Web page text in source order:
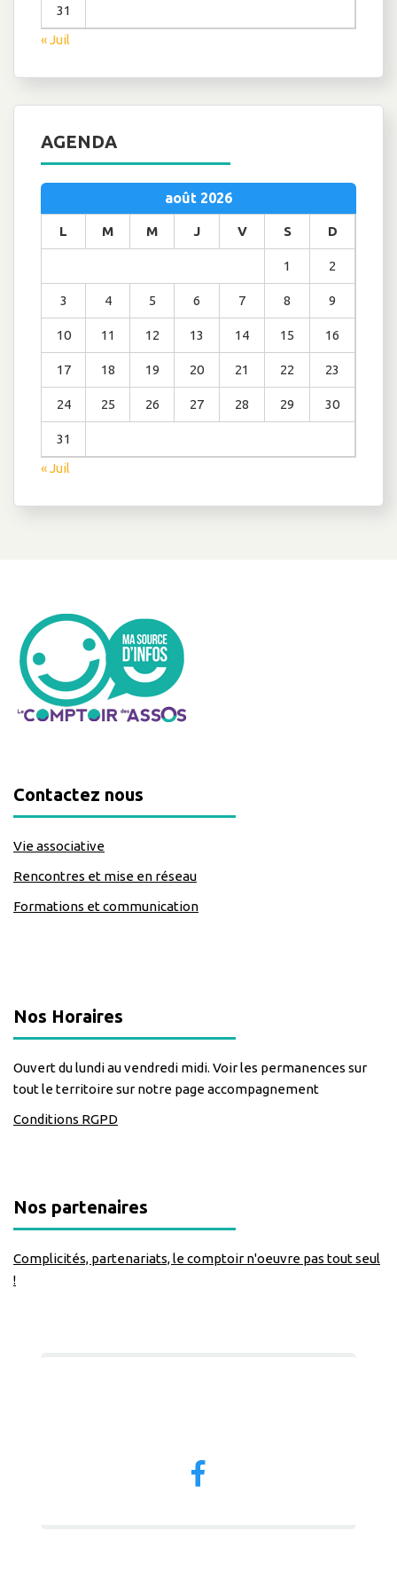
31
« Juil
AGENDA
août 2026
L M M J V S D
1 2
3 4 5 6 7 8 9
10 11 12 13 14 15 16
17 18 19 20 21 22 23
24 25 26 27 28 29 30
31
« Juil
Contactez nous
Vie associative
Rencontres et mise en réseau
Formations et communication
Nos Horaires
Ouvert du lundi au vendredi midi. Voir les permanences sur
tout le territoire sur notre page accompagnement
Conditions RGPD
Nos partenaires
Complicités, partenariats, le comptoir n'oeuvre pas tout seul
!